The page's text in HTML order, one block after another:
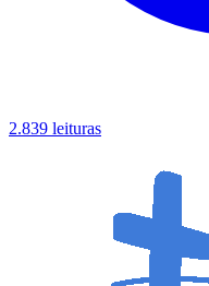
2.839 leituras